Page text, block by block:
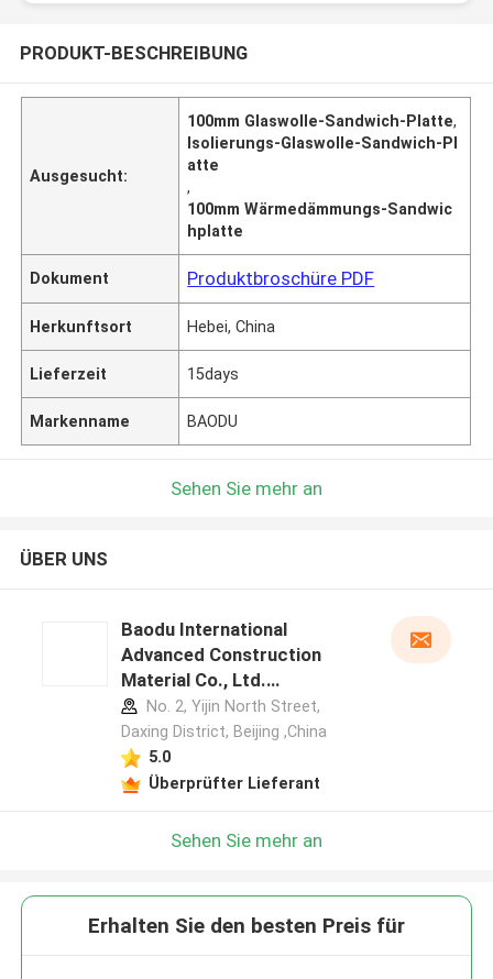
PRODUKT-BESCHREIBUNG
Ausgesucht:
100mm Glaswolle-Sandwich-Platte,
Isolierungs-Glaswolle-Sandwich-Pl
atte
,
100mm Wärmedämmungs-Sandwic
hplatte
Dokument Produktbroschüre PDF
Herkunftsort Hebei, China
Lieferzeit 15days
Markenname BAODU
Sehen Sie mehr an
ÜBER UNS
Baodu International
Advanced Construction
Material Co., Ltd.
Herstellerprofil
No. 2, Yijin North Street,
Daxing District, Beijing ,China
5.0
Überprüfter Lieferant
Sehen Sie mehr an
Erhalten Sie den besten Preis für